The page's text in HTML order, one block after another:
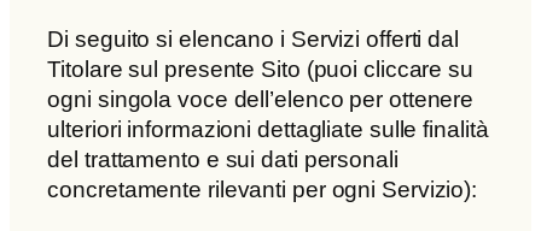
Di seguito si elencano i Servizi offerti dal
Titolare sul presente Sito (puoi cliccare su
ogni singola voce dell’elenco per ottenere
ulteriori informazioni dettagliate sulle finalità
del trattamento e sui dati personali
concretamente rilevanti per ogni Servizio):